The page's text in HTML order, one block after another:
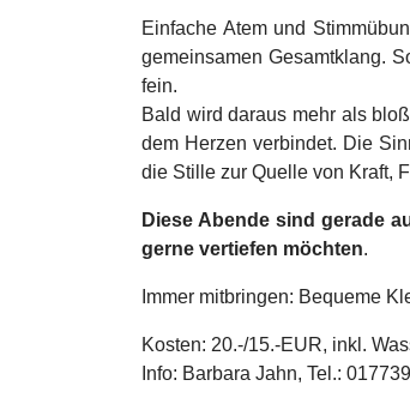
Einfache Atem und
gemeinsamen Gesamtklang.
fein.
Bald wird daraus mehr als
dem Herzen verbindet. Die
die Stille zur Quelle von Kraft,
Diese Abende sind gerade
gerne vertiefen möchten.
Immer mitbringen: Bequeme
Kosten: 20.-/15.-EUR, inkl.
Info: Barbara Jahn, Tel.: